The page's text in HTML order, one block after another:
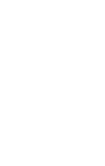
is external)
external)